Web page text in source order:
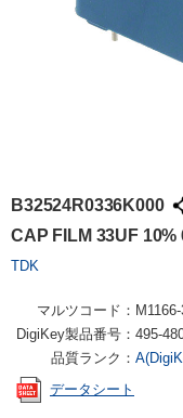
B32524R0336K000
CAP FILM 33UF
TDK
マルツコード：
DigiKey製品番号： 495-
品質ランク：
データシート